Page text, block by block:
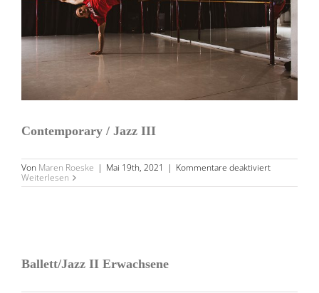
CONTEMPORARY / JAZZ III
Contemporary / Jazz III
Von Maren Roeske | Mai 19th, 2021 | Kommentare deaktiviertfür
/
Weiterlesen
Ballett/Jazz II Erwachsene